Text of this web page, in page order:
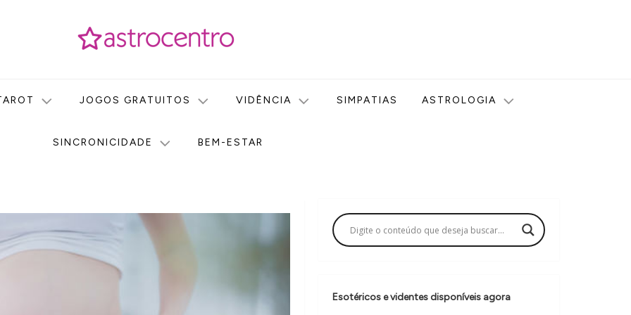
JOGOS GRATUITOS VIDÊNCIA SIMPATIAS ASTROLOGIA
SINCRONICIDADE BEM-ESTAR
Esotéricos e videntes disponíveis agora